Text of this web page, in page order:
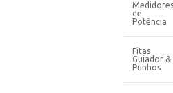
Medidores
de
Potência
Fitas
Guiador &
Punhos